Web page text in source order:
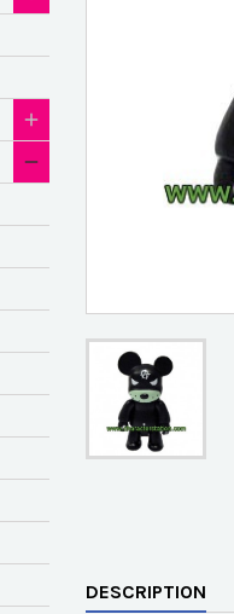
DESCRIPTION